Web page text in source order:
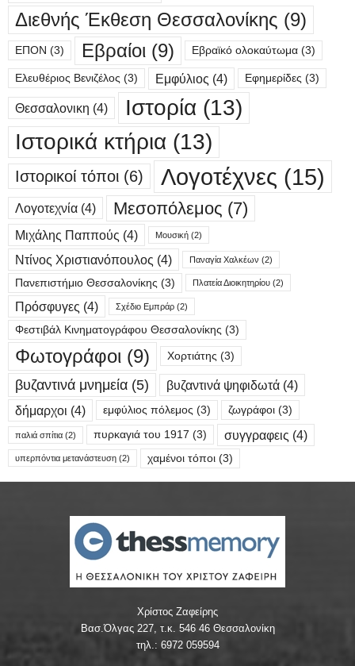
Διεθνής Έκθεση Θεσσαλονίκης (9)
ΕΠΟΝ (3) Εβραίοι (9) Εβραϊκό ολοκαύτωμα (3)
Ελευθέριος Βενιζέλος (3) Εμφύλιος (4) Εφημερίδες (3)
Θεσσαλονικη (4) Ιστορία (13)
Ιστορικά κτήρια (13)
Ιστορικοί τόποι (6) Λογοτέχνες (15)
Λογοτεχνία (4) Μεσοπόλεμος (7)
Μιχάλης Παππούς (4) Μουσική (2)
Ντίνος Χριστιανόπουλος (4) Παναγία Χαλκέων (2)
Πανεπιστήμιο Θεσσαλονίκης (3) Πλατεία Διοικητηρίου (2)
Πρόσφυγες (4) Σχέδιο Εμπράρ (2)
Φεστιβάλ Κινηματογράφου Θεσσαλονίκης (3)
Φωτογράφοι (9) Χορτιάτης (3)
βυζαντινά μνημεία (5) βυζαντινά ψηφιδωτά (4)
δήμαρχοι (4) εμφύλιος πόλεμος (3) ζωγράφοι (3)
παλιά σπίτια (2) πυρκαγιά του 1917 (3) συγγραφεις (4)
υπερπόντια μετανάστευση (2) χαμένοι τόποι (3)
Χρίστος Ζαφείρης
Βασ.Όλγας 227, τ.κ. 546 46 Θεσσαλονίκη
τηλ.: 6972 059594